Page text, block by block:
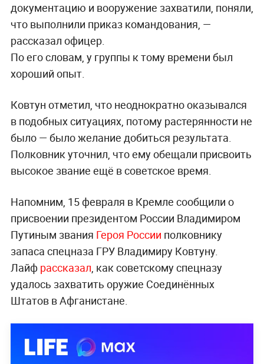
документацию и вооружение захватили, поняли,
что выполнили приказ командования, —
рассказал офицер.
По его словам, у группы к тому времени был
хороший опыт.
Ковтун отметил, что неоднократно оказывался
в подобных ситуациях, потому растерянности не
было — было желание добиться результата.
Полковник уточнил, что ему обещали присвоить
высокое звание ещё в советское время.
Напомним, 15 февраля в Кремле сообщили о
присвоении президентом России Владимиром
Путиным звания Героя России полковнику
запаса спецназа ГРУ Владимиру Ковтуну.
Лайф рассказал, как советскому спецназу
удалось захватить оружие Соединённых
Штатов в Афганистане.